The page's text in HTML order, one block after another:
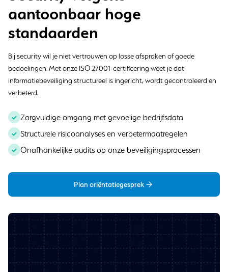
aantoonbaar hoge
standaarden
Bij security wil je niet vertrouwen op losse afspraken of goede
bedoelingen. Met onze ISO 27001-certificering weet je dat
informatiebeveiliging structureel is ingericht, wordt gecontroleerd en
verbeterd.
Zorgvuldige omgang met gevoelige bedrijfsdata
Structurele risicoanalyses en verbetermaatregelen
Onafhankelijke audits op onze beveiligingsprocessen
Plan oriëntatiegesprek